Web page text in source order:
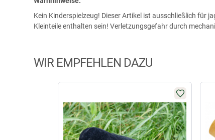
Kein Kinderspielzeug! Dieser Artikel ist ausschließlich für
Kleinteile enthalten sein! Verletzungsgefahr durch
WIR EMPFEHLEN DAZU